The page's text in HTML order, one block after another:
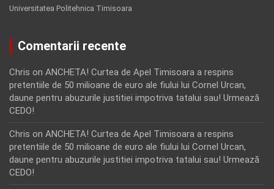
Universitatea Politehnica Timisoara
Comentarii recente
Chris on ANCHETA! Curtea de Apel Timisoara a respins
pretentiile de 50 milioane de euro ale fiului lui Cornel Urcan,
daune pentru abuzurile justitiei impotriva tatalui sau! Urmează
CEDO!
Chris on ANCHETA! Curtea de Apel Timisoara a respins
pretentiile de 50 milioane de euro ale fiului lui Cornel Urcan,
daune pentru abuzurile justitiei impotriva tatalui sau! Urmează
CEDO!